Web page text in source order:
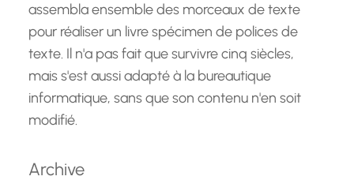
assembla ensemble des morceaux de texte
pour réaliser un livre spécimen de polices de
texte. Il n'a pas fait que survivre cinq siècles,
mais s'est aussi adapté à la bureautique
informatique, sans que son contenu n'en soit
modifié.
Archive